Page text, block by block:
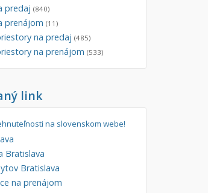
Filtre
Súkromná inzercia
Ponuka RK
Novostavba
predaj (840)
prenájom (11)
na predaj (485)
na prenájom (533)
link
na slovenskom webe!
Bratislava
Bratislava
na prenájom